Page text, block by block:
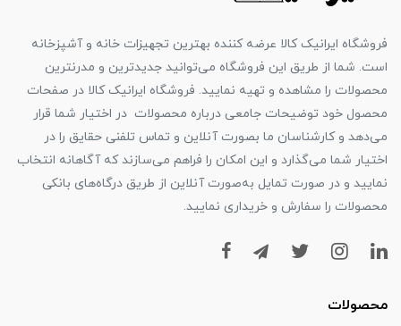
فروشگاه ایرانیک کالا عرضه کننده بهترین تجهیزات خانه و آشپزخانه
است. شما از طریق این فروشگاه می‌توانید جدیدترین و مدرنترین
محصولات را مشاهده و تهیه نمایید. فروشگاه ایرانیک کالا در صفحات
محصول خود توضیحات جامعی درباره محصولات در اختیار شما قرار
می‌دهد و کارشناسان ما بصورت آنلاین و تماس تلفنی حقایق را در
اختیار شما می‌گذارد و این امکان را فراهم می‌سازند که آگاهانه انتخاب
نمایید و در صورت تمایل به‌صورت آنلاین از طریق درگاه‌های بانکی
محصولات را سفارش و خریداری نمایید.
محصولات